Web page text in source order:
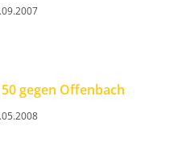
gegen Offenbach